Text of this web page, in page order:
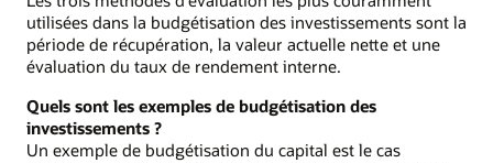
utilisées dans la budgétisation des investissements sont la
période de récupération, la valeur actuelle nette et une
évaluation du taux de rendement interne.
Quels sont les exemples de budgétisation des
investissements ?
Un exemple de budgétisation du capital est le cas